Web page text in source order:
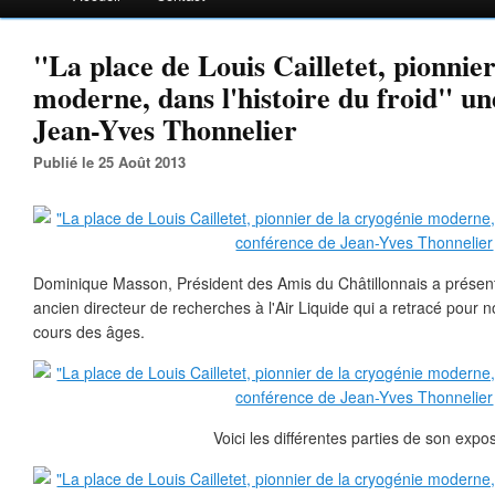
"La place de Louis Cailletet,
moderne, dans l'histoire du froid"
Jean-Yves Thonnelier
Publié le 25 Août 2013
Dominique Masson, Président des Amis du Châtillonnais a
ancien directeur de recherches à l'Air Liquide qui a retracé pour
cours des âges.
Voici les différentes parties de son